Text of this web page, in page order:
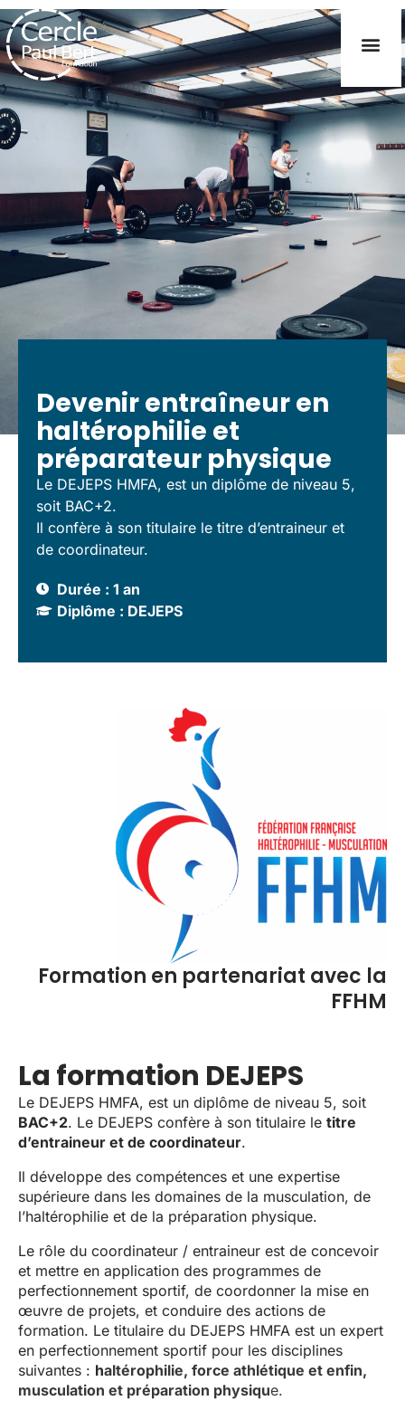
Devenir entraîneur en
haltérophilie et
préparateur physique
Le DEJEPS HMFA, est un diplôme de niveau 5,
soit BAC+2.
Il confère à son titulaire le titre d’entraineur et
de coordinateur.
Durée : 1 an
Diplôme : DEJEPS
Formation en partenariat avec la
FFHM
La formation DEJEPS
Le DEJEPS HMFA, est un diplôme de niveau 5, soit
BAC+2. Le DEJEPS confère à son titulaire le titre
d’entraineur et de coordinateur.
Il développe des compétences et une expertise
supérieure dans les domaines de la musculation, de
l’haltérophilie et de la préparation physique.
Le rôle du coordinateur / entraineur est de concevoir
et mettre en application des programmes de
perfectionnement sportif, de coordonner la mise en
œuvre de projets, et conduire des actions de
formation. Le titulaire du DEJEPS HMFA est un expert
en perfectionnement sportif pour les disciplines
suivantes : haltérophilie, force athlétique et enfin,
musculation et préparation physique.